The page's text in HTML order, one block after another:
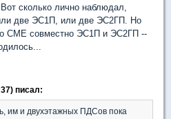
сколько лично наблюдал,
две ЭС1П, или две ЭС2ГП. Но
СМЕ совместно ЭС1П и ЭС2ГП --
писал:
им и двухэтажных ПДСов пока